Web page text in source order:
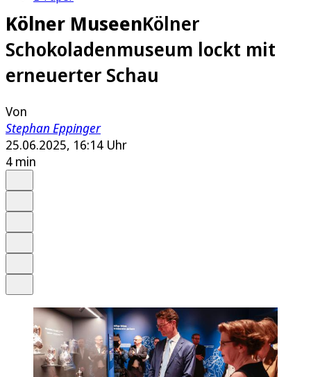
Kölner MuseenKölner
Schokoladenmuseum lockt mit
erneuerter Schau
Von
Stephan Eppinger
25.06.2025, 16:14 Uhr
4 min